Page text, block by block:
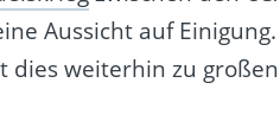
Aussicht auf
dies weiterhin zu